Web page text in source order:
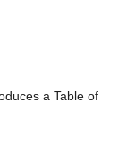
a Table of